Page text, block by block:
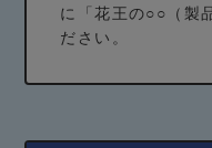
に「花王の○○（製
ださい。